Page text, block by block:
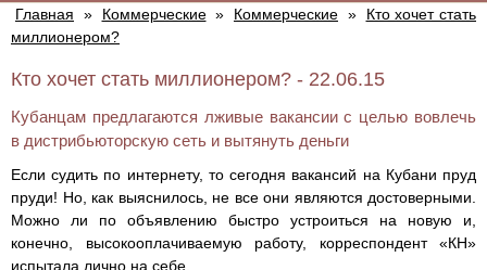
Главная » Коммерческие » Коммерческие »
Кто хочет стать
миллионером?
Кто хочет стать миллионером? - 22.06.15
Кубанцам предлагаются лживые вакансии с целью вовлечь
в дистрибьюторскую сеть и вытянуть деньги
Если судить по интернету, то сегодня вакансий на Кубани пруд
пруди! Но, как выяснилось, не все они являются достоверными.
Можно ли по объявлению быстро устроиться на новую и,
конечно, высокооплачиваемую работу, корреспондент «КН»
испытала лично на себе.